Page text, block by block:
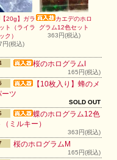
【20g】ガラ
ト（ライラ
ック）
円(税込)
カエデのホロ
グラム12色セット
363円(税込)
桜のホログラムI
165円(税込)
【10枚入り】蜂のメ
ーツ
SOLD OUT
蝶のホログラム12色
ミルキー）
363円(税込)
桜のホログラムM
165円(税込)